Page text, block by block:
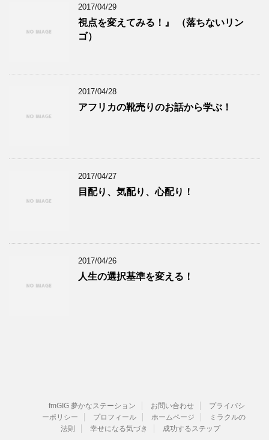
2017/04/29
視点を変えてみる！』 （落ちないリン
ゴ）
2017/04/28
アフリカの靴売りのお話から学ぶ！
2017/04/27
目配り、気配り、心配り！
2017/04/26
人生の選択基準を変える！
fmGIG 夢かなステーション お問い合わせ
プライバシ
ーポリシー
プロフィール ホームページ
ミラクルの
法則
幸せになる気づき 成功するステップ